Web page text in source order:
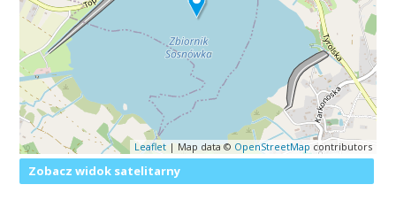
Leaflet| Map data © OpenStreetMap contributors
Zobacz widok satelitarny